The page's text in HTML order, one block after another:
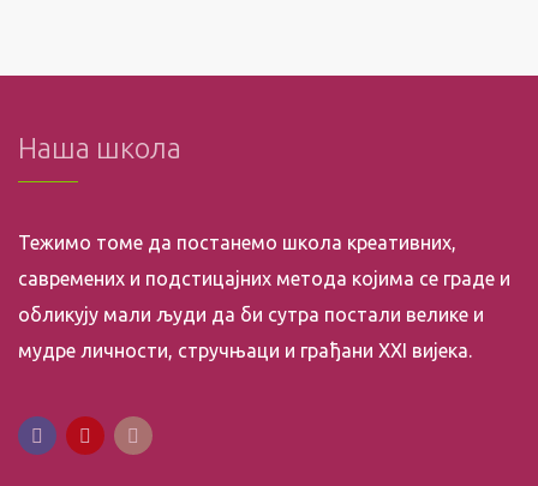
Наша школа
Тежимо томе да постанемо школа креативних,
савремених и подстицајних метода којима се граде и
обликују мали људи да би сутра постали велике и
мудре личности, стручњаци и грађани XXI вијека.